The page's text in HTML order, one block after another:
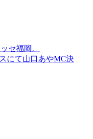
セ福岡。
にて山口あやMC決